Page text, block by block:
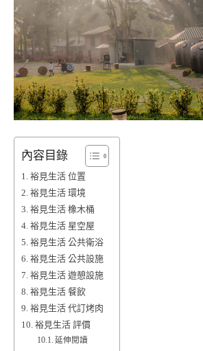
內容目錄
裕見生活 位置
裕見生活 環境
裕見生活 橡木桶
裕見生活 星空屋
裕見生活 公共衛浴
裕見生活 公共設施
裕見生活 遊憩設施
裕見生活 餐飲
裕見生活 代訂烤肉
裕見生活 評價
延伸閱讀